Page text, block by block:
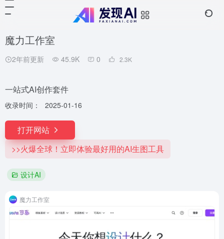
魔力工作室
2年前更新 45.9K 0 2.3K
一站式AI创作套件
收录时间： 2025-01-16
打开网站
>>火爆全球！立即体验最好用的AI生图工具
设计AI
魔力工作室